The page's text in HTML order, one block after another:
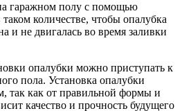
гаражном полу с помощью
количестве, чтобы опалубка
и не двигалась во время заливки
опалубки можно приступать к
пола. Установка опалубки
так как от правильной формы и
качество и прочность будущего